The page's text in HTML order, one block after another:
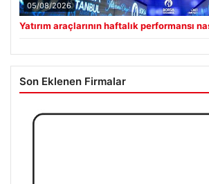
05/08/2026
Son Eklenen Firmalar